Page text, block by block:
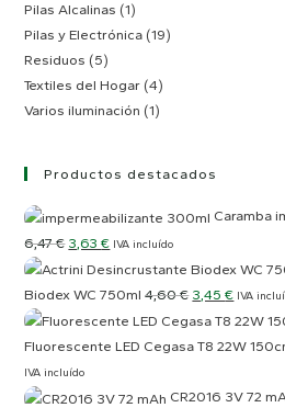
Pilas Alcalinas (1)
Pilas y Electrónica (19)
Residuos (5)
Textiles del Hogar (4)
Varios iluminación (1)
Productos destacados
Caramba
6,47€ 3,63€ IVA incluído
Biodex WC 750ml 4,60€ 3,45€ IVA
Fluorescente LED Cegasa T8 22W
IVA incluído
CR2016 3V 72